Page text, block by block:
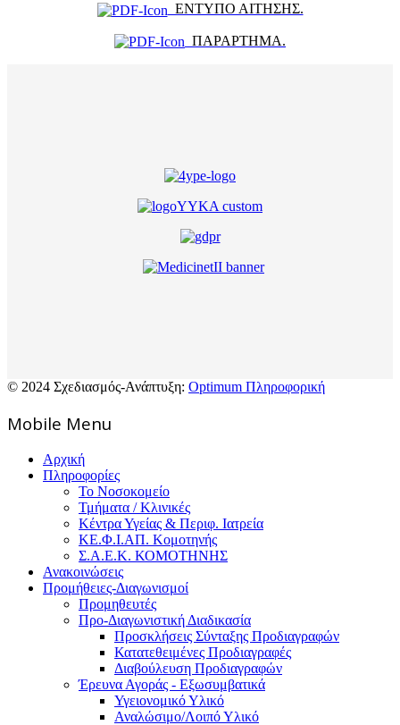
ΕΝΤΥΠΟ ΑΙΤΗΣΗΣ.
ΠΑΡΑΡΤΗΜΑ.
© 2024 Σχεδιασμός-Ανάπτυξη: Optimum Πληροφορική
Mοbile Menu
Αρχική
Πληροφορίες
Το Νοσοκομείο
Τμήματα / Κλινικές
Κέντρα Υγείας & Περιφ. Ιατρεία
ΚΕ.Φ.Ι.ΑΠ. Κομοτηνής
Σ.Α.Ε.Κ. ΚΟΜΟΤΗΝΗΣ
Ανακοινώσεις
Προμήθειες-Διαγωνισμοί
Προμηθευτές
Προ-Διαγωνιστική Διαδικασία
Προσκλήσεις Σύνταξης Προδιαγραφών
Κατατεθειμένες Προδιαγραφές
Διαβούλευση Προδιαγραφών
Έρευνα Αγοράς - Εξωσυμβατικά
Υγειονομικό Υλικό
Αναλώσιμο/Λοιπό Υλικό